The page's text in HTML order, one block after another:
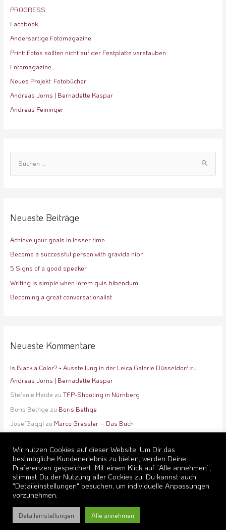
PROGRESS.
Facebook.
Andersartige Fotomagazine
Print: Fotos sollten nicht auf der Festplatte verstauben
Fotomagazine
Neues Projekt: Fotobücher
Andreas Jorns | Bernadette Kaspar
Andreas Feininger
u
e
n
a
c
Neueste Beiträge
Achieve your goals in lesser time
Become a successful person with gravida nibh
5 Signs of a good speaker
Writing is simple when lorem quis bibendum
Becoming a great conversationalist
Neueste Kommentare
Is Black a Color? • Ausstellung in der Leica Galerie Düsseldorfzu
Andreas Jorns | Bernadette Kaspar
Stefanie Heide zu TFP-Shooting in Nürnberg
Boris Bethge zu Boris Bethge
JosefGaggl zu Marco Gressler – Das Buch
Rechtshinweise Impressum Kosten
Wir nutzen Cookies auf dieser Website. Um Dir das
bestmögliche Kundenerlebnis zu bieten, werden Deine
Präferenzen gespeichert. Mit einem Klick auf “Alle annehmen”,
stimmst Du der Nutzung aller Cockies zu. Du kannst auch
"Detaileinstellungen" besuchen, um individuelle Anpassungen
vorzunehmen.
Detaileinstellungen Alle annehmen